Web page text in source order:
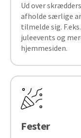
Ud over
afholde særlige
tilmelde sig.
juleevents og
hjemmesiden.
Fester